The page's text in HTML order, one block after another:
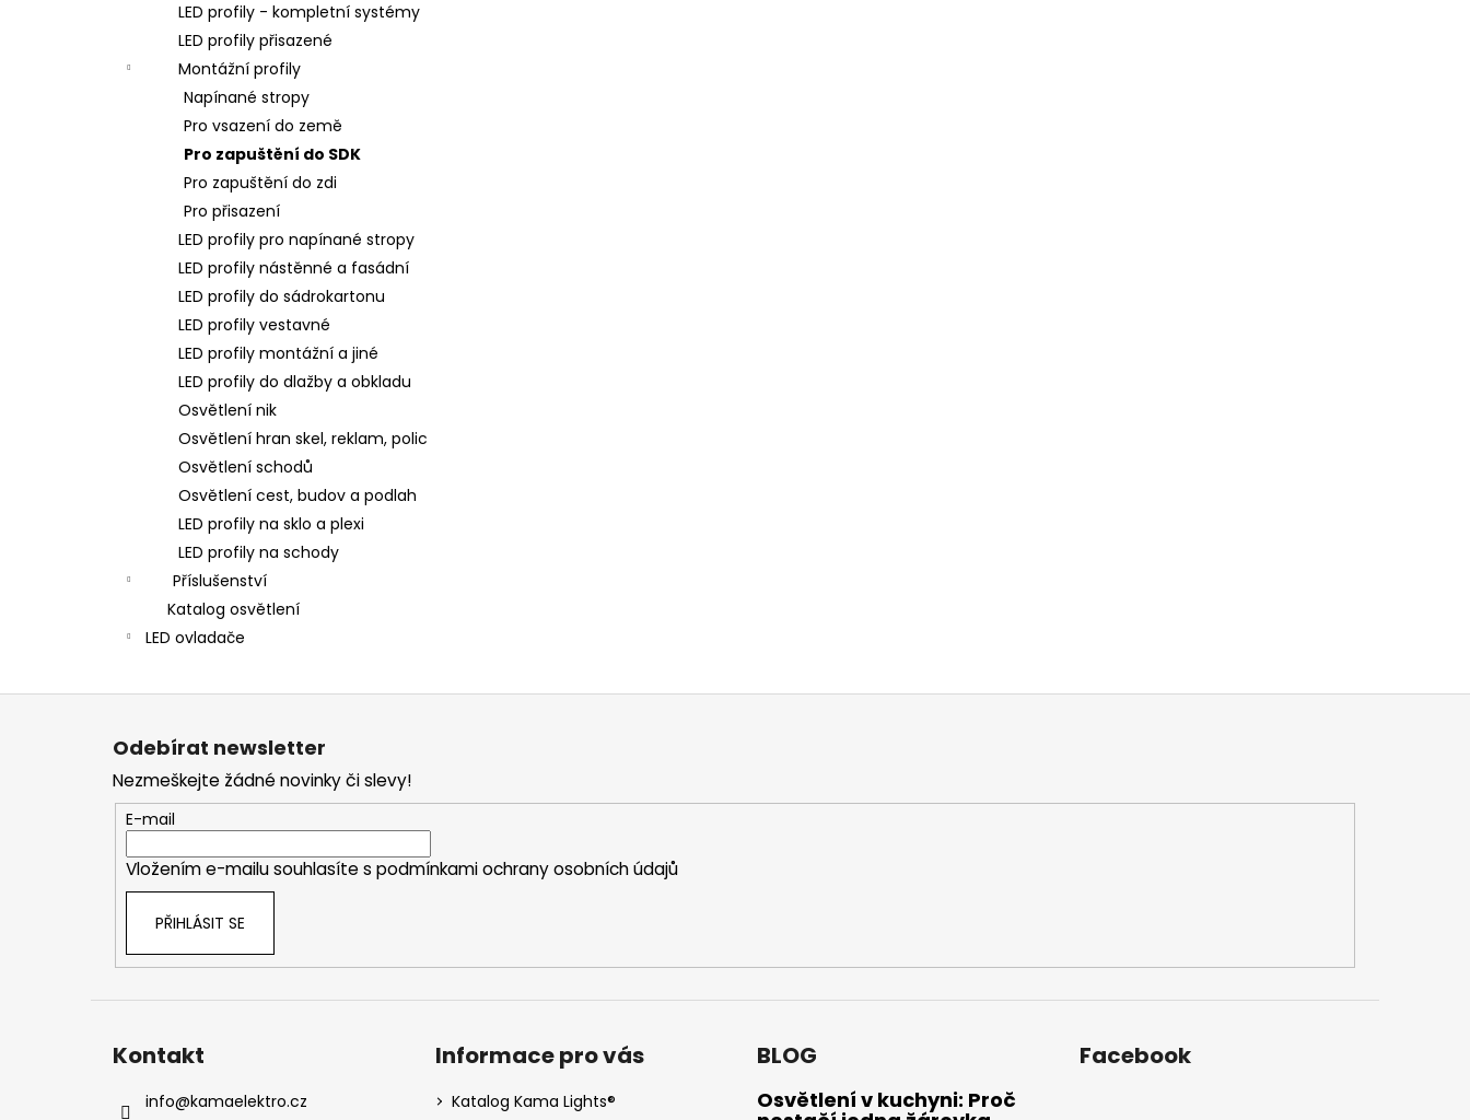
LED profily - kompletní systémy
LED profily přisazené
Montážní profily
Napínané stropy
Pro vsazení do země
Pro zapuštění do SDK
Pro zapuštění do zdi
Pro přisazení
LED profily pro napínané stropy
LED profily nástěnné a fasádní
LED profily do sádrokartonu
LED profily vestavné
LED profily montážní a jiné
LED profily do dlažby a obkladu
Osvětlení nik
Osvětlení hran skel, reklam, polic
Osvětlení schodů
Osvětlení cest, budov a podlah
LED profily na sklo a plexi
LED profily na schody
Příslušenství
Katalog osvětlení
LED ovladače
Odebírat newsletter
Nezmeškejte žádné novinky či slevy!
E-mail
Vložením e-mailu souhlasíte s podmínkami ochrany osobních údajů
PŘIHLÁSIT SE
Kontakt
info@kamaelektro.cz
Informace pro vás
Katalog Kama Lights®
BLOG
Osvětlení v kuchyni: Proč
Facebook